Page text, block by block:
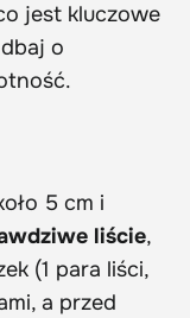
jest kluczowe
o
5 cm i
liście,
(1 para liści,
a przed